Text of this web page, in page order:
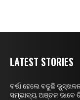
LATEST STORIES
ବର୍ଷା ହେଲେ ବଢୁଛି
ସମ୍ଭାବ୍ୟ ଅଞ୍ଚଳ ଭାବେ